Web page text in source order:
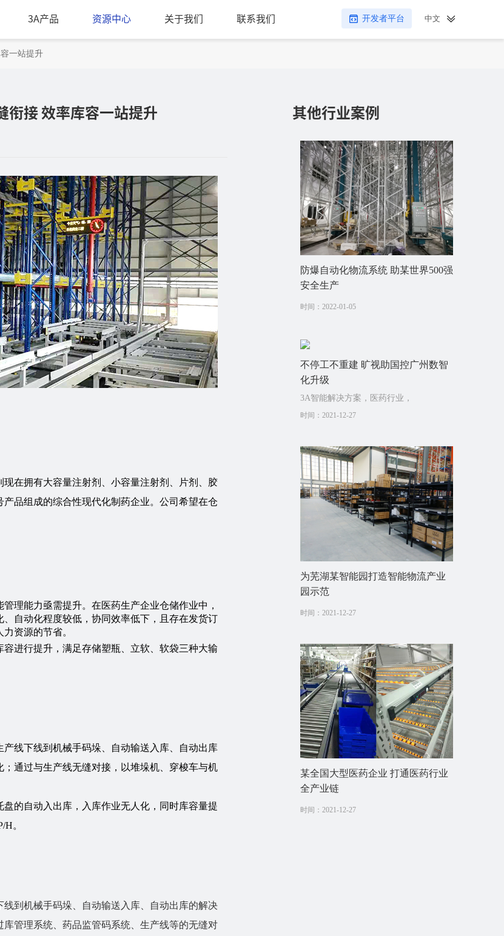
3A产品 资源中心 关于我们 联系我们 开发者平台 中文
一站提升
衔接 效率库容一站提升
在拥有大容量注射剂、小容量注射剂、片剂、胶
品组成的综合性现代化制药企业。公司希望在仓
理能力亟需提升。在医药生产企业仓储作业中，
自动化程度较低，协同效率低下，且存在发货订
资源的节省。
进行提升，满足存储塑瓶、立软、软袋三种大输
线下线到机械手码垛、自动输送入库、自动出库
通过与生产线无缝对接，以堆垛机、穿梭车与机
的自动入出库，入库作业无人化，同时库容量提
。
到机械手码垛、自动输送入库、自动出库的解决
管理系统、药品监管码系统、生产线等的无缝对
其他行业案例
防爆自动化物流系统 助某世界500强
安全生产
时间：2022-01-05
不停工不重建 旷视助国控广州数智
化升级
3A智能解决方案，医药行业，
时间：2021-12-27
为芜湖某智能园打造智能物流产业
园示范
时间：2021-12-27
某全国大型医药企业 打通医药行业
全产业链
时间：2021-12-27